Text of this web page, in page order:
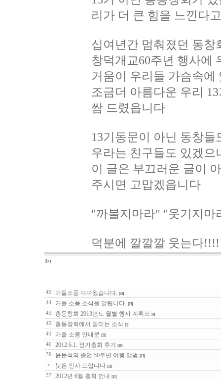
리가 더 큰 힘을 느낀다
십여년간 멈춰졌던 동창
창덕개교60주년 행사에
거움이 우리들 가슴속에
조금더 아름다운 우리
쌈 드렸읍니다
13기동문이 아닌 동창
우라는 친구들도 있겠으
이 글은 부끄러운 글이
주시면 고맙겠읍니다
"까불지마라" "웃기지마
덕분에 깔깔깔 웃는다!!!!
list
45
가을소풍 다녀왔습니다. [14]
44 가을 소풍 소식을 알립니다. [15]
43 총동창회 2013년도 월별 행사 계획표 [4]
42 총동창회에서 알리는 소식 [3]
41 가을 소풍 안내문 [21]
40 2012.6.1. 정기총회 후기 [30]
39 윤문석의 졸업 50주년 여행 앨범 [13]
늦은 인사 드립니다 [11]
37 2012년 6월 총회 안내 [11]